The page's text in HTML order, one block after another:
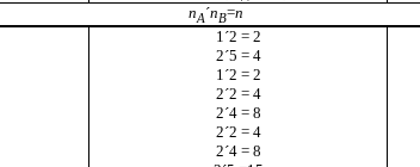
nA´nB=n
1 ´2 = 2
2´5 = 4
1 ´2 = 2
2´2 = 4
2´4 = 8
2´2 = 4
2´4 = 8